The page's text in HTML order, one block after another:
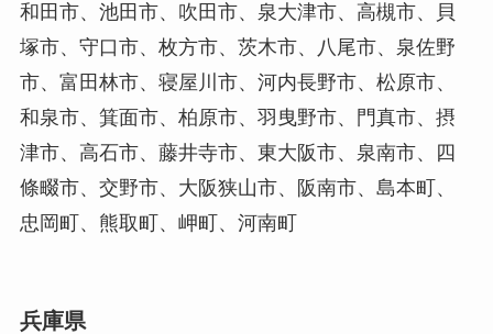
和田市、池田市、吹田市、泉大津市、高槻市、貝
塚市、守口市、枚方市、茨木市、八尾市、泉佐野
市、富田林市、寝屋川市、河内長野市、松原市、
和泉市、箕面市、柏原市、羽曳野市、門真市、摂
津市、高石市、藤井寺市、東大阪市、泉南市、四
條畷市、交野市、大阪狭山市、阪南市、島本町、
忠岡町、熊取町、岬町、河南町
兵庫県